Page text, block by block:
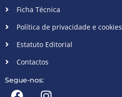
Ficha Técnica
Política de privacidade e cookies
Estatuto Editorial
Contactos
Segue-nos: